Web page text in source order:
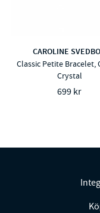
CAROLINE
Classic Petite Bracelet,
Crystal
699 kr